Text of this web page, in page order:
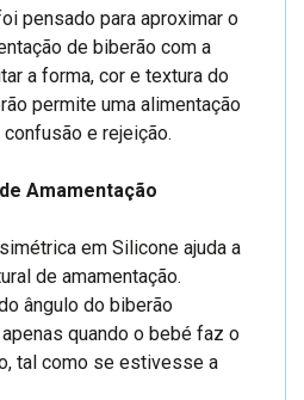
pensado para aproximar o
de biberão com a
a forma, cor e textura do
permite uma alimentação
e rejeição.
Amamentação
em Silicone ajuda a
de amamentação.
ângulo do biberão
quando o bebé faz o
tal como se estivesse a